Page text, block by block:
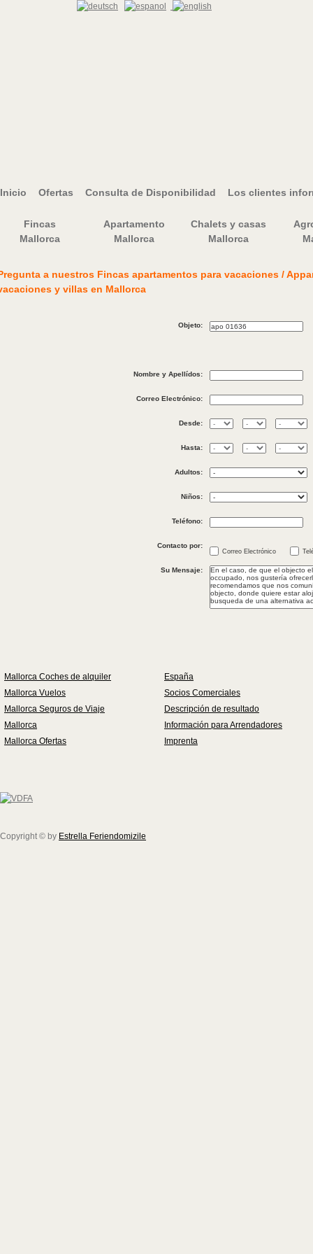
Inicio Ofertas Consulta de Disponibilidad Los clientes
Fincas
Mallorca
Apartamento
Mallorca
Chalets y casas
Mallorca
a nuestros Fincas apartamentos para vacaciones /
y villas en Mallorca
Objeto:
Nombre y Apellídos:
Correo Electrónico:
Desde:
Hasta:
Adultos:
Niños:
Teléfono:
Contacto por:
Correo Electrónico
Su Mensaje:
Mallorca Coches de alquiler
Mallorca Vuelos
Mallorca Seguros de Viaje
Mallorca
Mallorca Ofertas
España
Socios Comerciales
Descripción de resultado
Información para Arrendadores
Imprenta
Copyright © by Estrella Feriendomizile